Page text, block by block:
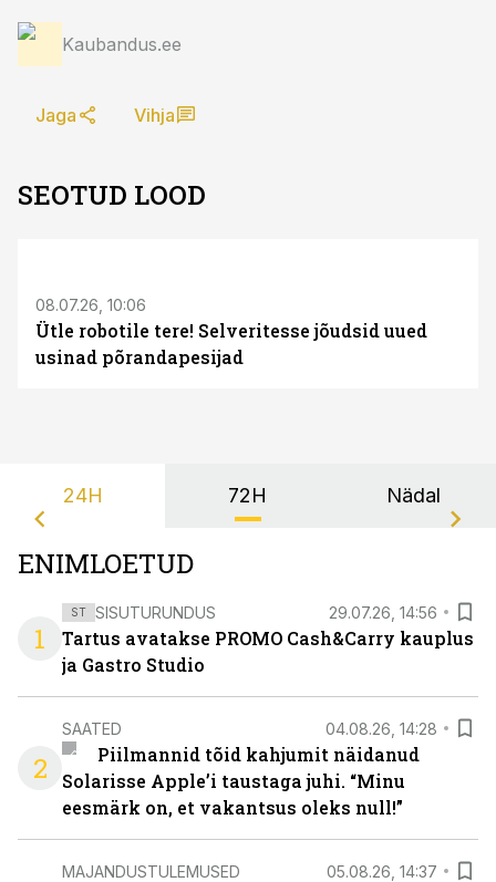
Kaubandus.ee
Jaga Vihja
SEOTUD LOOD
08.07.26, 10:06
Ütle robotile tere! Selveritesse jõudsid uued
usinad põrandapesijad
24H 72H Nädal
ENIMLOETUD
1
ST SISUTURUNDUS 29.07.26, 14:56
Tartus avatakse PROMO Cash&Carry kauplus
ja Gastro Studio
2
SAATED 04.08.26, 14:28
Piilmannid tõid kahjumit näidanud
Solarisse Apple’i taustaga juhi. “Minu
eesmärk on, et vakantsus oleks null!”
MAJANDUSTULEMUSED 05.08.26, 14:37